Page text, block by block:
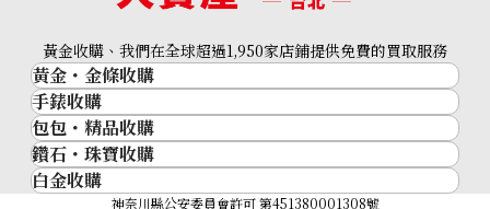
黃金收購、我們在全球超過1,950家店鋪提供免費的買取服務
黃金・金條收購
黃金與貴金屬
金的錠
金幣
黃金過去10年
手錶收購
名牌手錶
Rolex
Patek Philippe
包包・精品收購
品牌精品
Cartier
鑽石・珠寶收購
鑽石･珠寶
白金收購
神奈川縣公安委員會許可 第451380001308號